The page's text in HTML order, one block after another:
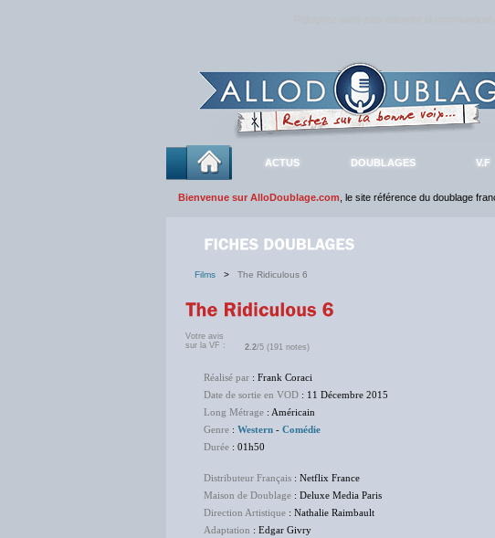
ACTUS DOUBLAGES V.F
Bienvenue sur AlloDoublage.com , le site référence du doublage
Films > The Ridiculous 6
Votre avis
sur la VF :
2.2/5 (191 notes)
Réalisé par : Frank Coraci
Date de sortie en VOD : 11 Décembre 2015
Long Métrage : Américain
Genre : Western - Comédie
Durée : 01h50
Distributeur Français : Netflix France
Maison de Doublage : Deluxe Media Paris
Direction Artistique : Nathalie Raimbault
Adaptation : Edgar Givry